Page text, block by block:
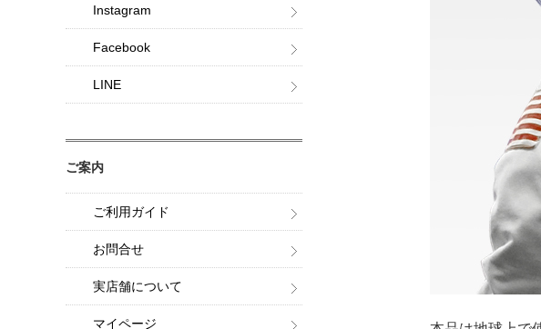
Instagram
Facebook
LINE
ご案内
ご利用ガイド
お問合せ
実店舗について
マイページ